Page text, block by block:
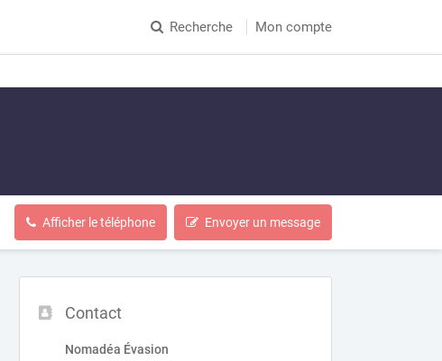
Recherche Mon compte
Afficher le téléphone Envoyer un message
Contact
Nomadéa Évasion